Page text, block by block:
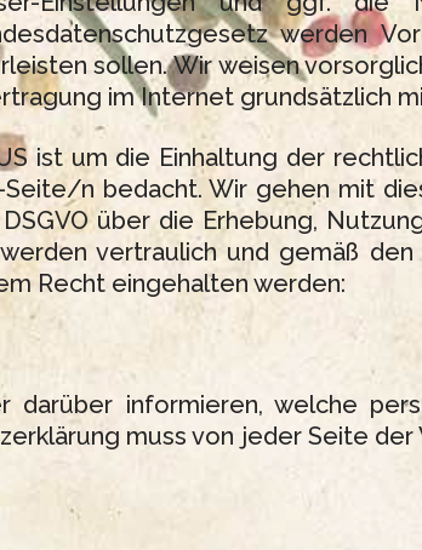
werden
sollen. Wir weisen
im Internet grundsätzlich
ist um die Einhaltung der
n bedacht. Wir gehen mit
über die Erhebung,
vertraulich und gemäß
Recht eingehalten werden:
darüber informieren, welche
muss von jeder Seite